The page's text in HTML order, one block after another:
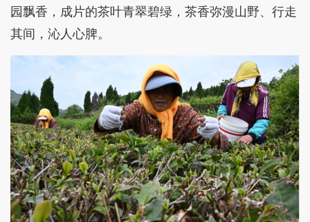
园飘香，成片的茶叶青翠碧绿，茶香弥漫山野、行走
其间，沁人心脾。